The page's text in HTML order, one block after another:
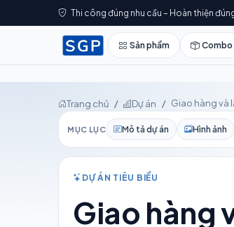
Thi công đúng nhu cầu – Hoàn thiện
Sản phẩm Combo
Trang chủ Dự án Giao hàng và
MỤC LỤC Mô tả dự án Hình ảnh
DỰ ÁN TIÊU BIỂU
Giao hàng